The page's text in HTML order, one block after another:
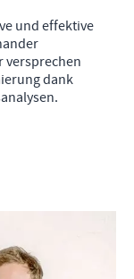
und effektive
versprechen
dank